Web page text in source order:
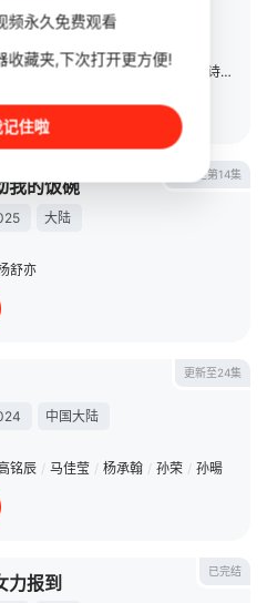
中国大陆
舒亦 / YiYi / 段志峰 / 李炳宏 龚诗玉
更新至第14集
我的饭碗
大陆
舒亦
更新至24集
中国大陆
铭辰 / 马佳莹 / 杨承翰 / 孙荣 / 孙暘
已完结
力报到
频永久免费观看
收藏夹,下次打开更方便!
记住啦